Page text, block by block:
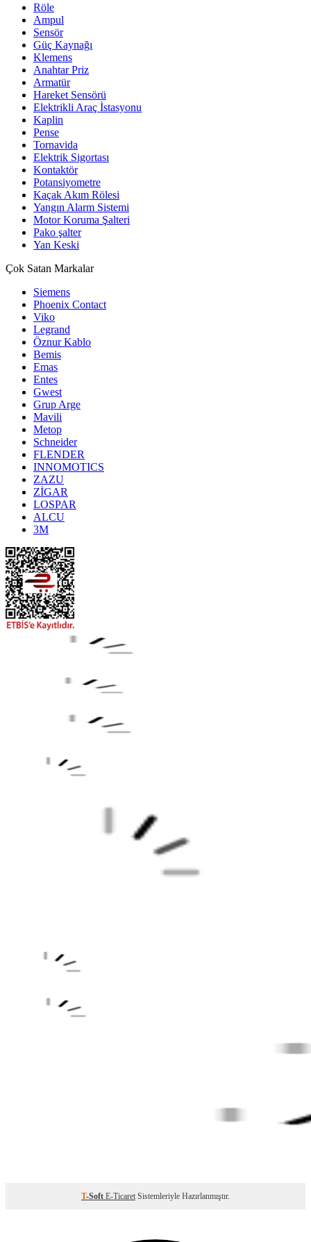
Röle
Ampul
Sensör
Güç Kaynağı
Klemens
Anahtar Priz
Armatür
Hareket Sensörü
Elektrikli Araç İstasyonu
Kaplin
Pense
Tornavida
Elektrik Sigortası
Kontaktör
Potansiyometre
Kaçak Akım Rölesi
Yangın Alarm Sistemi
Motor Koruma Şalteri
Pako şalter
Yan Keski
Çok Satan Markalar
Siemens
Phoenix Contact
Viko
Legrand
Öznur Kablo
Bemis
Emas
Entes
Gwest
Grup Arge
Mavili
Metop
Schneider
FLENDER
INNOMOTICS
ZAZU
ZİGAR
LOSPAR
ALCU
3M
T-Soft E-Ticaret Sistemleriyle Hazırlanmıştır.